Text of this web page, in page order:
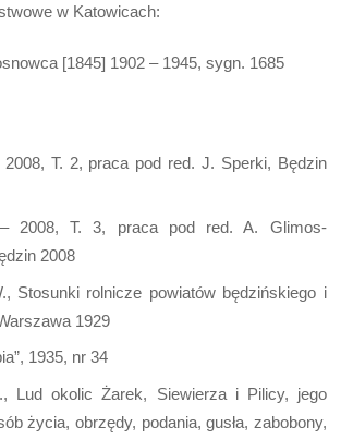
w Katowicach:
[1845] 1902 – 1945, sygn. 1685
T. 2, praca pod red. J. Sperki, Będzin
2008, T. 3, praca pod red. A. Glimos-
2008
Stosunki rolnicze powiatów będzińskiego i
1929
1935, nr 34
Lud okolic Żarek, Siewierza i Pilicy, jego
życia, obrzędy, podania, gusła, zabobony,